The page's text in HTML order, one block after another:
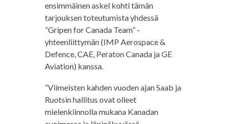
ensimmäinen askel kohti tämän
tarjouksen toteutumista yhdessä
”Gripen for Canada Team” -
yhteenliittymän (IMP Aerospace &
Defence, CAE, Peraton Canada ja GE
Aviation) kanssa.
”Viimeisten kahden vuoden ajan Saab ja
Ruotsin hallitus ovat olleet
mielenkiinnolla mukana Kanadan